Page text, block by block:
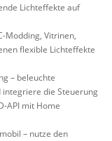
Lichteffekte auf
Modding, Vitrinen,
flexible Lichteffekte
– beleuchte
integriere die Steuerung
API mit Home
– nutze den